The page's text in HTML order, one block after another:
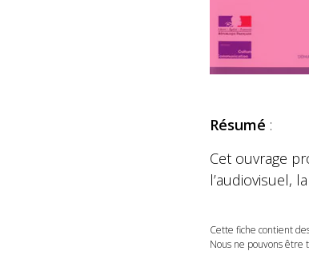
Résumé :
Cet ouvrage
l’audiovisuel,
Cette fiche contient
Nous ne pouvons être